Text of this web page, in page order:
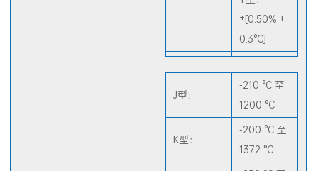
T型：
±[0.50% +
0.3°C]
-210 °C 至
1200 °C
-200 °C 至
1372 °C